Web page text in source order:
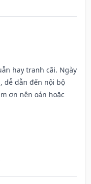
hay tranh cãi. Ngày
dễ dẫn đến nội bộ
ơn nên oán hoặc